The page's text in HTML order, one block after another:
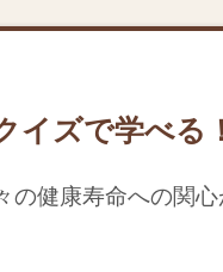
イズで学べる
の健康寿命への関